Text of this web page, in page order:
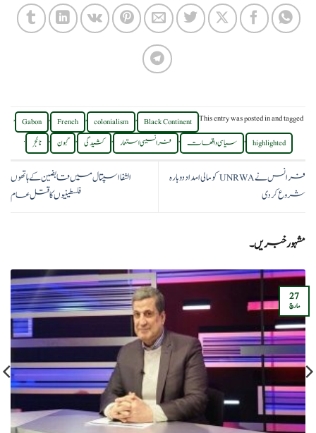
This entry was posted inand tagged
Black Continent
,
colonialism
,
French
,
Gabon
,
highlighted
, سیاسی واقعات , فرانسیسی استعمار , کشیدگی , گبون , نائجر .
فرانس نے UNRWA کو مالی امداد دوبارہ
شروع کر دی
الشفا اسپتال میں قابضین کے ہاتھوں
فلسطینیوں کا قتل عام
مشہور خبریں۔
27
مارچ